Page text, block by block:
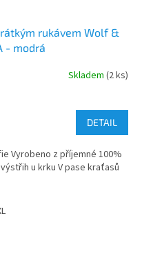
rukávem Wolf &
- modrá
Skladem (2 ks)
DETAIL
Vyrobeno z příjemné 100%
u krku V pase kraťasů